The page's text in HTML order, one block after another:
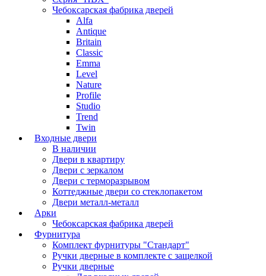
Чебоксарская фабрика дверей
Alfa
Antique
Britain
Classic
Emma
Level
Nature
Profile
Studio
Trend
Twin
Входные двери
В наличии
Двери в квартиру
Двери с зеркалом
Двери с терморазрывом
Коттеджные двери со стеклопакетом
Двери металл-металл
Арки
Чебоксарская фабрика дверей
Фурнитура
Комплект фурнитуры "Стандарт"
Ручки дверные в комплекте с защелкой
Ручки дверные